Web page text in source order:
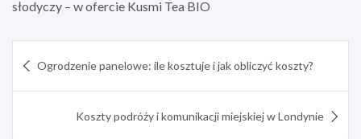
słodyczy – w ofercie Kusmi Tea BIO
wpisu
Ogrodzenie panelowe: ile kosztuje i jak obliczyć koszty?
Koszty podróży i komunikacji miejskiej w Londynie